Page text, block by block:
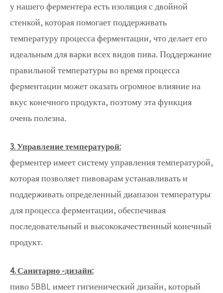
у нашего ферментера есть изоляция с двойной
стенкой, которая помогает поддерживать
температуру процесса ферментации, что делает его
идеальным для варки всех видов пива. Поддержание
правильной температуры во время процесса
ферментации может оказать огромное влияние на
вкус конечного продукта, поэтому эта функция
очень полезна.
3. Управление температурой:
ферментер имеет систему управления температурой,
которая позволяет пивоварам устанавливать и
поддерживать определенный диапазон температуры
для процесса ферментации, обеспечивая
последовательный и высококачественный конечный
продукт.
4. Санитарно -дизайн:
пиво 5BBL имеет гигиенический дизайн, который